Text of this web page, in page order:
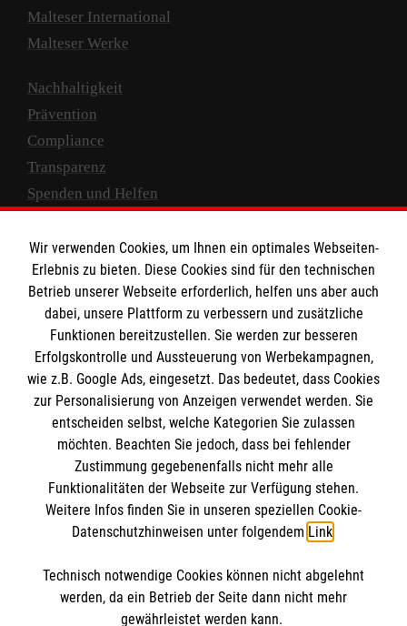
Malteser International
Malteser Werke
Nachhaltigkeit
Prävention
Compliance
Transparenz
Spenden und Helfen
Empfänger: Malteser Hilfsdienst e.V.
IBAN: DE10 3706 0120 1201 2000 12
BIC: GENODED 1PA7
Newsletter abonnieren
Cookies verwalten|AGB|Impressum|Datenschutz
Barrierefreiheit |Kontakt| Sharepoint|Mediathek
Wir verwenden Cookies, um Ihnen ein optimales Webseiten-
Erlebnis zu bieten. Diese Cookies sind für den technischen
Betrieb unserer Webseite erforderlich, helfen uns aber auch
dabei, unsere Plattform zu verbessern und zusätzliche
Funktionen bereitzustellen. Sie werden zur besseren
Erfolgskontrolle und Aussteuerung von Werbekampagnen,
wie z.B. Google Ads, eingesetzt. Das bedeutet, dass Cookies
zur Personalisierung von Anzeigen verwendet werden. Sie
entscheiden selbst, welche Kategorien Sie zulassen
möchten. Beachten Sie jedoch, dass bei fehlender
Zustimmung gegebenenfalls nicht mehr alle
Funktionalitäten der Webseite zur Verfügung stehen.
Weitere Infos finden Sie in unseren speziellen Cookie-
Datenschutzhinweisen unter folgendem Link.
Technisch notwendige Cookies können nicht abgelehnt
werden, da ein Betrieb der Seite dann nicht mehr
gewährleistet werden kann.